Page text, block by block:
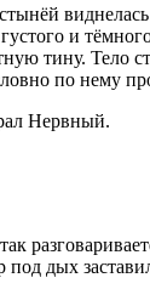
и
тину. Тело
по нему
Нервный.
под дых